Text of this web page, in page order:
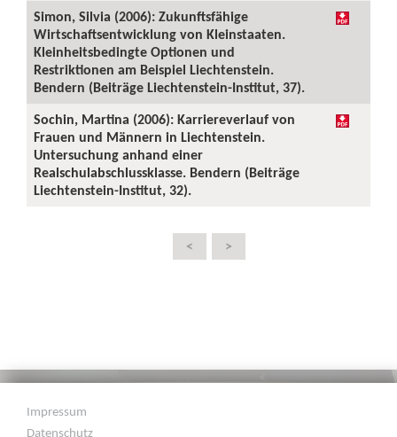
Simon, Silvia (2006): Zukunftsfähige
Wirtschaftsentwicklung von Kleinstaaten.
Kleinheitsbedingte Optionen und
Restriktionen am Beispiel Liechtenstein.
Bendern (Beiträge Liechtenstein-Institut, 37).
Sochin, Martina (2006): Karriereverlauf von
Frauen und Männern in Liechtenstein.
Untersuchung anhand einer
Realschulabschlussklasse. Bendern (Beiträge
Liechtenstein-Institut, 32).
< >
Impressum
Datenschutz